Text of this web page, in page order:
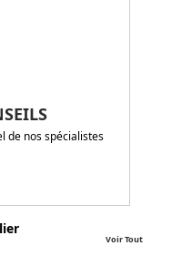
de nos spécialistes
Voir Tout